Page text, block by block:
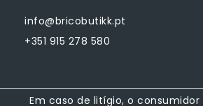
info@bricobutikk.pt
+351 915 278 580
Em caso de litígio, o